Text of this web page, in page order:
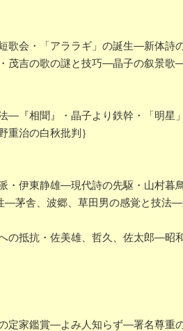
会・「アララギ」の誕生―新体詩
吉の歌の謎と技巧―晶子の叙景歌―
『相聞』・晶子より鉄幹・「明星
治の白秋批判｝
伊東静雄―現代詩の先駆・山村暮
茅舎、波郷、草田男の感覚と技法―
の抵抗・佐美雄、哲久、佐太郎―昭
定家鑑賞―よみ人知らず―署名尊